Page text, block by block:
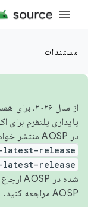
مستندات
از سال
پایداری پلتفرم
در AOSP منتشر خواهیم کرد. برای ساخت و مشارکت در AOSP،
latest-release
latest-release
شده در AOSP ارجاع می‌دهد. برای اطلاعات بیشتر، به
AOSP مراجعه کنید.